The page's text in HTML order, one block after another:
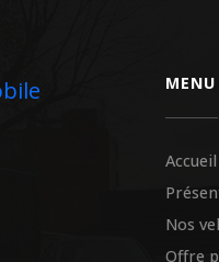
MENU
Accueil
Nos
Offre